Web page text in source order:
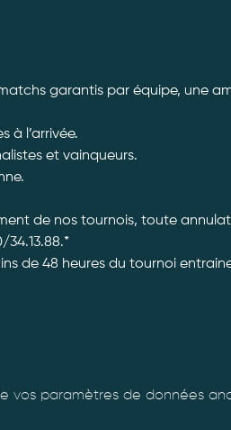
garantis par équipe, une
à l’arrivée.
et vainqueurs.
de nos tournois, toute
de 48 heures du tournoi
vos paramètres de données